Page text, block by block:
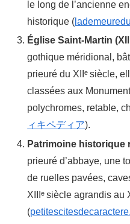
le long de l’ancienne
historique (
Église Saint‑Martin
gothique méridional,
prieuré du XIIᵉ siècle,
classées aux
polychromes, retable,
ィキペディア).
Patrimoine historique
prieuré d’abbaye, une
de ruelles pavées,
XIIIᵉ siècle agrandis au
(